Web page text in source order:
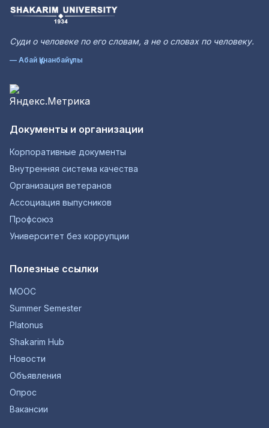
Суди о человеке по его словам, а не о словах по человеку.
— Абай Құнанбайұлы
Документы и организации
Корпоративные документы
Внутренняя система качества
Организация ветеранов
Ассоциация выпусников
Профсоюз
Университет без коррупции
Полезные ссылки
MOOC
Summer Semester
Platonus
Shakarim Hub
Новости
Объявления
Опрос
Вакансии